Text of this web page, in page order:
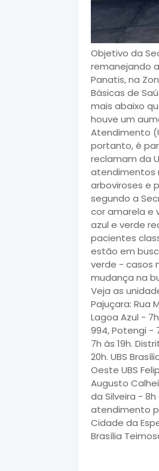
Objetivo da
remanejando
Panatis, na
Básicas de
mais abaixo
houve um
Atendimento
portanto, é
reclamam da
atendimentos
arboviroses e
segundo a
cor amarela e
azul e verde
pacientes
estão em
verde - casos
mudança na
Veja as
Pajuçara: Rua
Lagoa Azul -
994, Potengi -
7h às 19h.
20h. UBS
Oeste UBS
Augusto
da Silveira - 8h
atendimento
Cidade da
Brasília